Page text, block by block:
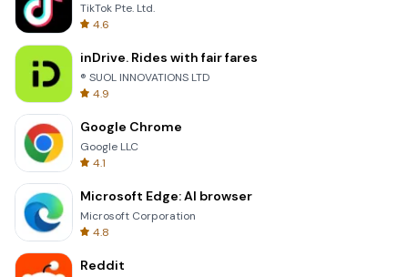
TikTok Pte. Ltd.
4.6
inDrive. Rides with fair fares
® SUOL INNOVATIONS LTD
4.9
Google Chrome
Google LLC
4.1
Microsoft Edge: AI browser
Microsoft Corporation
4.8
Reddit